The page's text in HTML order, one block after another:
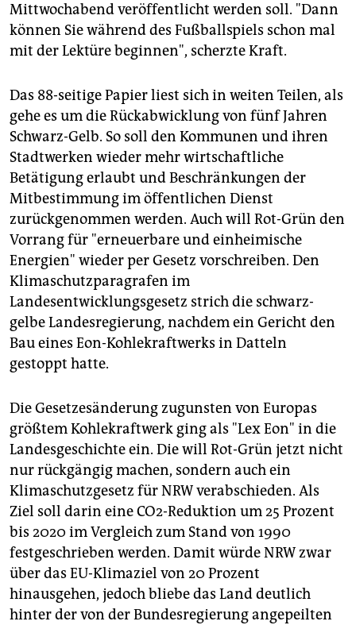
Mittwochabend veröffentlicht werden soll. "Dann
können Sie während des Fußballspiels schon mal
mit der Lektüre beginnen", scherzte Kraft.
Das 88-seitige Papier liest sich in weiten Teilen, als
gehe es um die Rückabwicklung von fünf Jahren
Schwarz-Gelb. So soll den Kommunen und ihren
Stadtwerken wieder mehr wirtschaftliche
Betätigung erlaubt und Beschränkungen der
Mitbestimmung im öffentlichen Dienst
zurückgenommen werden. Auch will Rot-Grün den
Vorrang für "erneuerbare und einheimische
Energien" wieder per Gesetz vorschreiben. Den
Klimaschutzparagrafen im
Landesentwicklungsgesetz strich die schwarz-
gelbe Landesregierung, nachdem ein Gericht den
Bau eines Eon-Kohlekraftwerks in Datteln
gestoppt hatte.
Die Gesetzesänderung zugunsten von Europas
größtem Kohlekraftwerk ging als "Lex Eon" in die
Landesgeschichte ein. Die will Rot-Grün jetzt nicht
nur rückgängig machen, sondern auch ein
Klimaschutzgesetz für NRW verabschieden. Als
Ziel soll darin eine CO2-Reduktion um 25 Prozent
bis 2020 im Vergleich zum Stand von 1990
festgeschrieben werden. Damit würde NRW zwar
über das EU-Klimaziel von 20 Prozent
hinausgehen, jedoch bliebe das Land deutlich
hinter der von der Bundesregierung angepeilten